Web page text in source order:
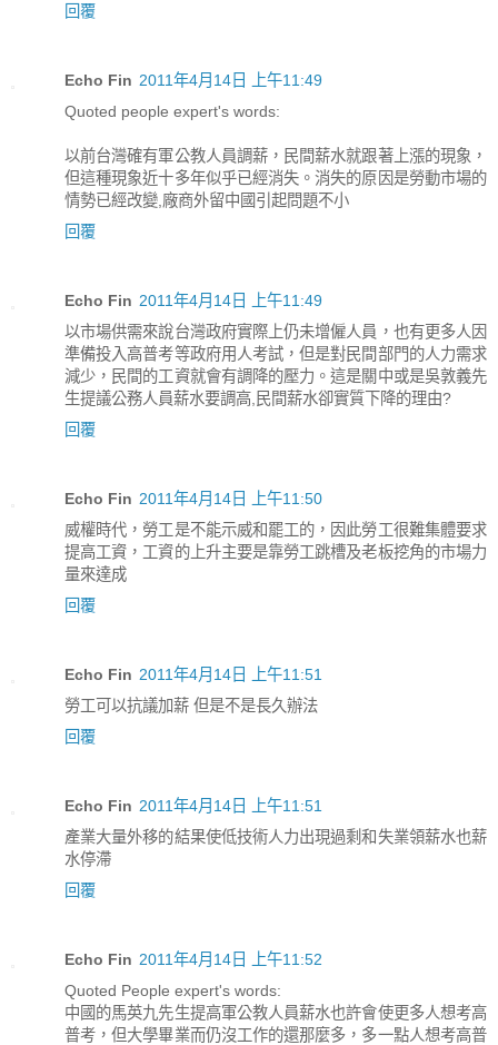
回覆
Echo Fin 2011年4月14日 上午11:49
Quoted people expert's words:
以前台灣確有軍公教人員調薪，民間薪水就跟著上漲的現象，
但這種現象近十多年似乎已經消失。消失的原因是勞動市場的
情勢已經改變,廠商外留中國引起問題不小
回覆
Echo Fin 2011年4月14日 上午11:49
以市場供需來說台灣政府實際上仍未增僱人員，也有更多人因
準備投入高普考等政府用人考試，但是對民間部門的人力需求
減少，民間的工資就會有調降的壓力。這是關中或是吳敦義先
生提議公務人員薪水要調高,民間薪水卻實質下降的理由?
回覆
Echo Fin 2011年4月14日 上午11:50
威權時代，勞工是不能示威和罷工的，因此勞工很難集體要求
提高工資，工資的上升主要是靠勞工跳槽及老板挖角的市場力
量來達成
回覆
Echo Fin 2011年4月14日 上午11:51
勞工可以抗議加薪 但是不是長久辦法
回覆
Echo Fin 2011年4月14日 上午11:51
產業大量外移的結果使低技術人力出現過剩和失業領薪水也薪
水停滯
回覆
Echo Fin 2011年4月14日 上午11:52
Quoted People expert's words:
中國的馬英九先生提高軍公教人員薪水也許會使更多人想考高
普考，但大學畢業而仍沒工作的還那麼多，多一點人想考高普